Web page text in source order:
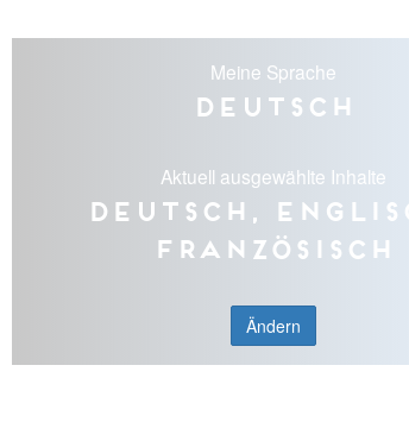
Meine Sprache
Deutsch
Aktuell ausgewählte Inhalte
Deutsch,
Französisch
Ändern